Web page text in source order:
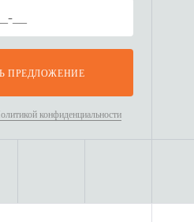
Металлические
горение
при их
ПРЕДЛОЖЕНИЕ
конфиденциальности